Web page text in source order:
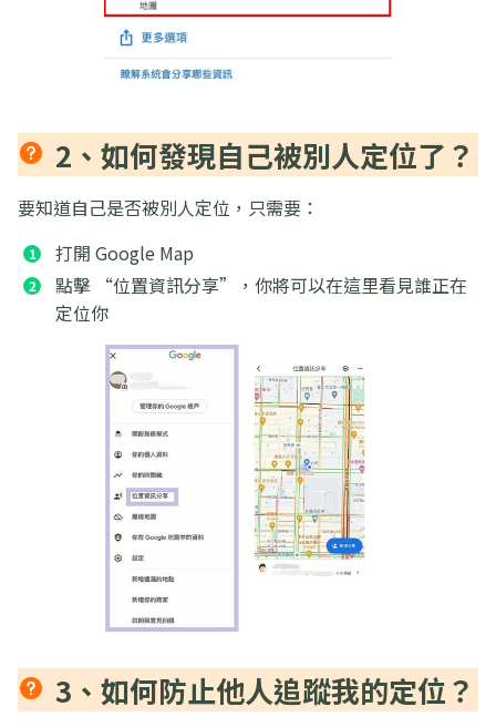
2、如何發現自己被別人定位了？
要知道自己是否被別人定位，只需要：
打開 Google Map
點擊 “位置資訊分享”，你將可以在這里看見誰正在
定位你
3、如何防止他人追蹤我的定位？